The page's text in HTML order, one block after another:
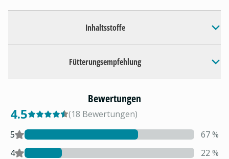
Inhaltsstoffe
Fütterungsempfehlung
Bewertungen
4.5 (18 Bewertungen)
5
67%
4
22 %